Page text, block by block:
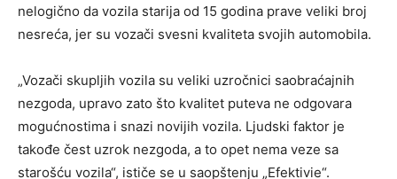
nelogično da vozila starija od 15 godina prave veliki broj
nesreća, jer su vozači svesni kvaliteta svojih automobila.
„Vozači skupljih vozila su veliki uzročnici saobraćajnih
nezgoda, upravo zato što kvalitet puteva ne odgovara
mogućnostima i snazi novijih vozila. Ljudski faktor je
takođe čest uzrok nezgoda, a to opet nema veze sa
starošću vozila“, ističe se u saopštenju „Efektivie“.